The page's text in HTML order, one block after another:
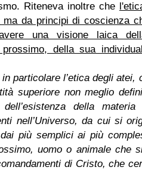
Riteneva inoltre che
ma da principi di coscienza
una visione laica
della sua
in particolare l’etica degli atei,
superiore non meglio
della
nell’Universo, da cui si
più semplici ai più
uomo o animale che
di Cristo, che